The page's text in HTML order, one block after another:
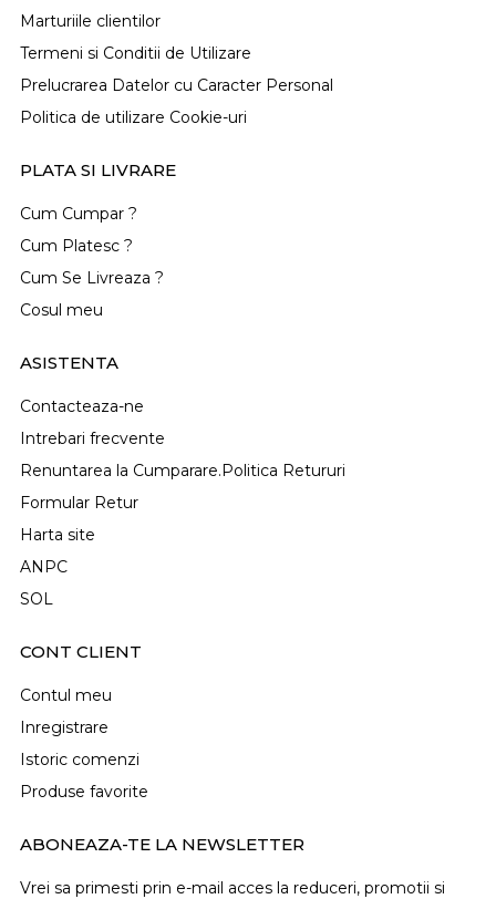
Marturiile clientilor
Termeni si Conditii de Utilizare
Prelucrarea Datelor cu Caracter Personal
Politica de utilizare Cookie-uri
PLATA SI LIVRARE
Cum Cumpar ?
Cum Platesc ?
Cum Se Livreaza ?
Cosul meu
ASISTENTA
Contacteaza-ne
Intrebari frecvente
Renuntarea la Cumparare.Politica Retururi
Formular Retur
Harta site
ANPC
SOL
CONT CLIENT
Contul meu
Inregistrare
Istoric comenzi
Produse favorite
ABONEAZA-TE LA NEWSLETTER
Vrei sa primesti prin e-mail acces la reduceri, promotii si